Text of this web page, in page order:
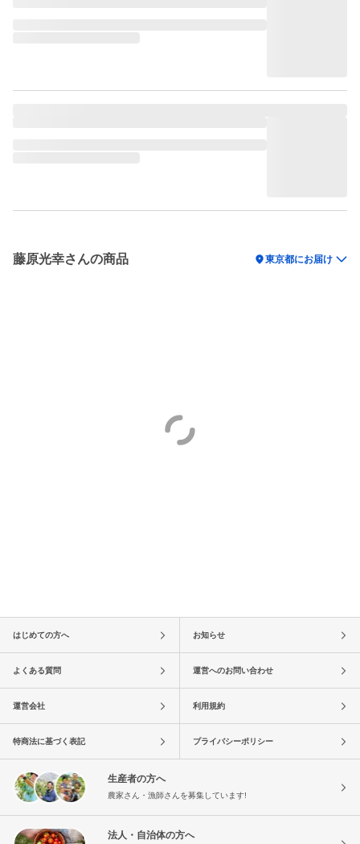
藤原光幸さんの商品 location_on東京都にお届け
はじめての方へ お知らせ
よくある質問 運営へのお問い合わせ
運営会社 利用規約
特商法に基づく表記 プライバシーポリシー
生産者の方へ
農家さん・漁師さんを募集しています!
法人・自治体の方へ